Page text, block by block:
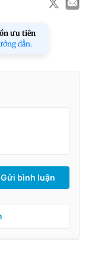
ưu tiên
dẫn.
Gửi bình luận